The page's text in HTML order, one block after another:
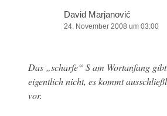
David Marjanović
24. November 2008 um 03:00
Das „scharfe“ S am Wor­tan­fang
eigentlich nicht, es kommt
vor.